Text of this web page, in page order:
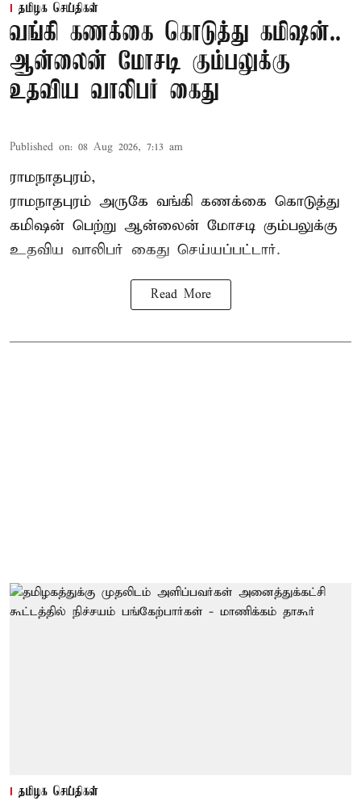
தமிழக செய்திகள்
வங்கி கணக்கை கொடுத்து கமிஷன்..
ஆன்லைன் மோசடி கும்பலுக்கு
உதவிய வாலிபர் கைது
Published on: 08 Aug 2026, 7:13 am
ராமநாதபுரம்,
ராமநாதபுரம் அருகே வங்கி கணக்கை கொடுத்து
கமிஷன் பெற்று ஆன்லைன் மோசடி கும்பலுக்கு
உதவிய வாலிபர் கைது செய்யப்பட்டார்.
Read More
தமிழக செய்திகள்